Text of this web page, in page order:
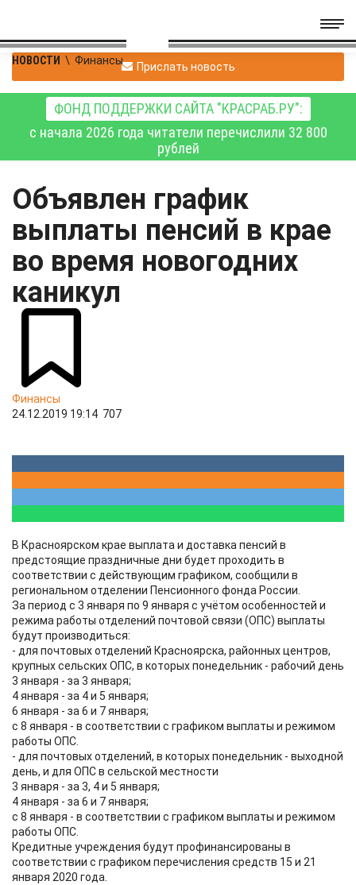
НОВОСТИ \ Финансы Прислать новость
ФОНД ПОДДЕРЖКИ САЙТА "КРАСРАБ.РУ":
с начала 2026 года читатели перечислили 32 800
рублей
Объявлен график
выплаты пенсий в крае
во время новогодних
каникул
Финансы
24.12.2019 19:14 707
В Красноярском крае выплата и доставка пенсий в
предстоящие праздничные дни будет проходить в
соответствии с действующим графиком, сообщили в
региональном отделении Пенсионного фонда России.
За период с 3 января по 9 января с учётом особенностей и
режима работы отделений почтовой связи (ОПС) выплаты
будут производиться:
- для почтовых отделений Красноярска, районных центров,
крупных сельских ОПС, в которых понедельник - рабочий день
3 января - за 3 января;
4 января - за 4 и 5 января;
6 января - за 6 и 7 января;
с 8 января - в соответствии с графиком выплаты и режимом
работы ОПС.
- для почтовых отделений, в которых понедельник - выходной
день, и для ОПС в сельской местности
3 января - за 3, 4 и 5 января;
4 января - за 6 и 7 января;
с 8 января - в соответствии с графиком выплаты и режимом
работы ОПС.
Кредитные учреждения будут профинансированы в
соответствии с графиком перечисления средств 15 и 21
января 2020 года.